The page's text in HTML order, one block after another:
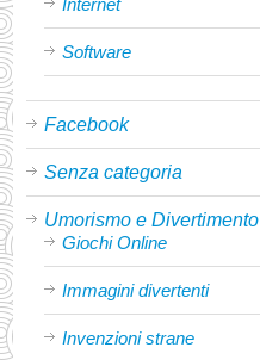
Internet
Software
Facebook
Senza categoria
Umorismo e Divertimento
Giochi Online
Immagini divertenti
Invenzioni strane